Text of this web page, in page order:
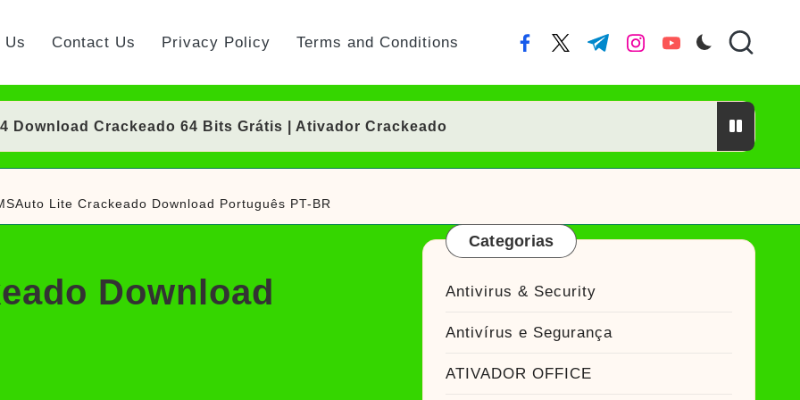
Us Contact Us Privacy Policy Terms and Conditions facebook.com
twitter.com
t.me instagram.com
youtube.com
Download Crackeado 64 Bits Grátis | Ativador Crackeado
Crackeado 64 Bits Português Grátis | Ativador Crackeado
Crackeado Download Português PT-BR
Download Crackeado 64 Bits Grátis | Ativador Crackeado
Download Português PT-BR
Download Grátis + Licença/Serial | Ativador Crackeado
Grátis 64 Bits Português (Portable/Instalador) | Ativador Crackeado
Lite Crackeado Download Português PT-BR
Download
Categorias
Antivirus & Security
Antivírus e Segurança
ATIVADOR OFFICE